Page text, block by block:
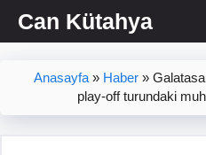
İçeriğe
atlaCan Kütahya
Anasayfa» Haber»
play-off turundaki